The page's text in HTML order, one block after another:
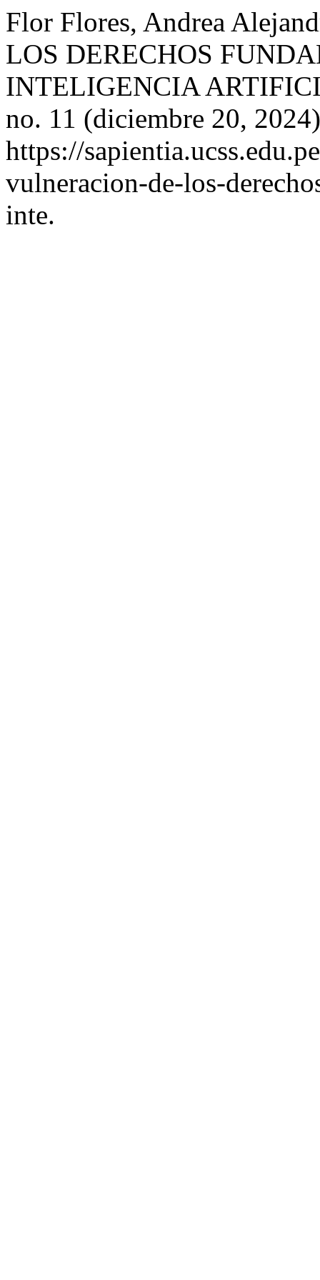
Flor Flores, Andrea
LOS DERECHOS
INTELIGENCIA
no. 11 (diciembre 20,
https://
vulneracion-de-los-
inte.